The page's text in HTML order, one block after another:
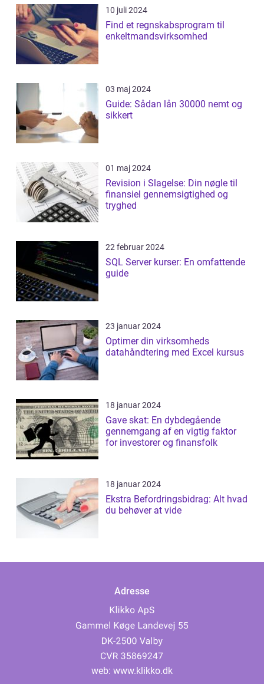
10 juli 2024
Find et regnskabsprogram til
enkeltmandsvirksomhed
03 maj 2024
Guide: Sådan lån 30000 nemt og
sikkert
01 maj 2024
Revision i Slagelse: Din nøgle til
finansiel gennemsigtighed og
tryghed
22 februar 2024
SQL Server kurser: En omfattende
guide
23 januar 2024
Optimer din virksomheds
datahåndtering med Excel kursus
18 januar 2024
Gave skat: En dybdegående
gennemgang af en vigtig faktor
for investorer og finansfolk
18 januar 2024
Ekstra Befordringsbidrag: Alt hvad
du behøver at vide
Adresse
web: www.klikko.dk